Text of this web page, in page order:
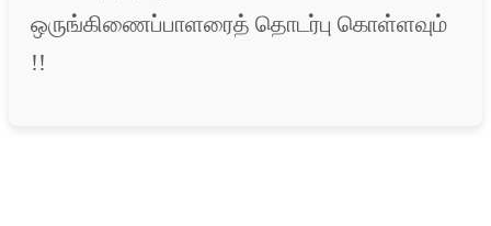
ஒருங்கிணைப்பாளரைத் தொடர்பு கொள்ளவும்
!!